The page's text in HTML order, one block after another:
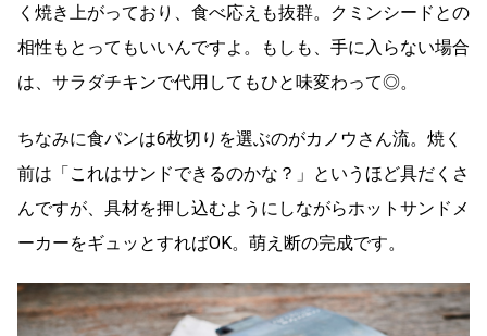
く焼き上がっており、食べ応えも抜群。クミンシードとの
相性もとってもいいんですよ。もしも、手に入らない場合
は、サラダチキンで代用してもひと味変わって◎。
ちなみに食パンは6枚切りを選ぶのがカノウさん流。焼く
前は「これはサンドできるのかな？」というほど具だくさ
んですが、具材を押し込むようにしながらホットサンドメ
ーカーをギュッとすればOK。萌え断の完成です。